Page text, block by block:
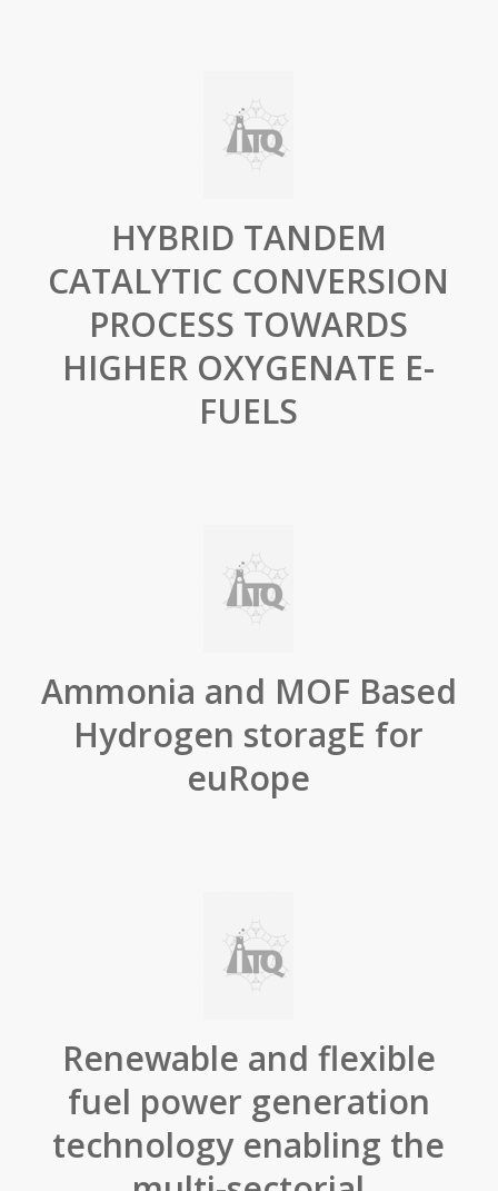
HYBRID TANDEM
CATALYTIC CONVERSION
PROCESS TOWARDS
HIGHER OXYGENATE E-
FUELS
Ammonia and MOF Based
Hydrogen storagE for
euRope
Renewable and flexible
fuel power generation
technology enabling the